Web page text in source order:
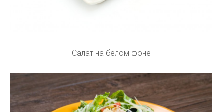
Салат на белом фоне